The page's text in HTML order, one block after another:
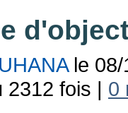
le 08/
2312 fois | 0